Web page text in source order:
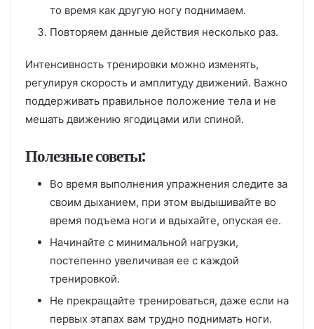
то время как другую ногу поднимаем.
Повторяем данные действия несколько раз.
Интенсивность тренировки можно изменять,
регулируя скорость и амплитуду движений. Важно
поддерживать правильное положение тела и не
мешать движению ягодицами или спиной.
Полезные советы:
Во время выполнения упражнения следите за
своим дыханием, при этом выдышивайте во
время подъема ноги и вдыхайте, опуская ее.
Начинайте с минимальной нагрузки,
постепенно увеличивая ее с каждой
тренировкой.
Не прекращайте тренироваться, даже если на
первых этапах вам трудно поднимать ноги.